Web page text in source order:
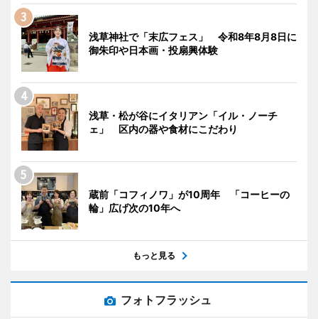
浅草神社で「末広フェス」 令和8年8月8日に
御朱印や日本画・投扇興体験
浅草・松が谷にイタリアン「イル・ノーチ
ェ」 区内の器や食材にこだわり
蔵前「コフィノワ」が10周年 「コーヒーの
輪」広げ次の10年へ
もっと見る
フォトフラッシュ